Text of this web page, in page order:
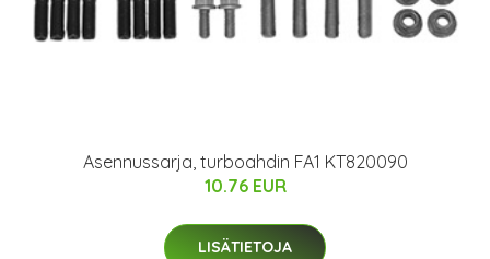
Asennussarja, turboahdin FA1 KT820090
10.76 EUR
LISÄTIETOJA